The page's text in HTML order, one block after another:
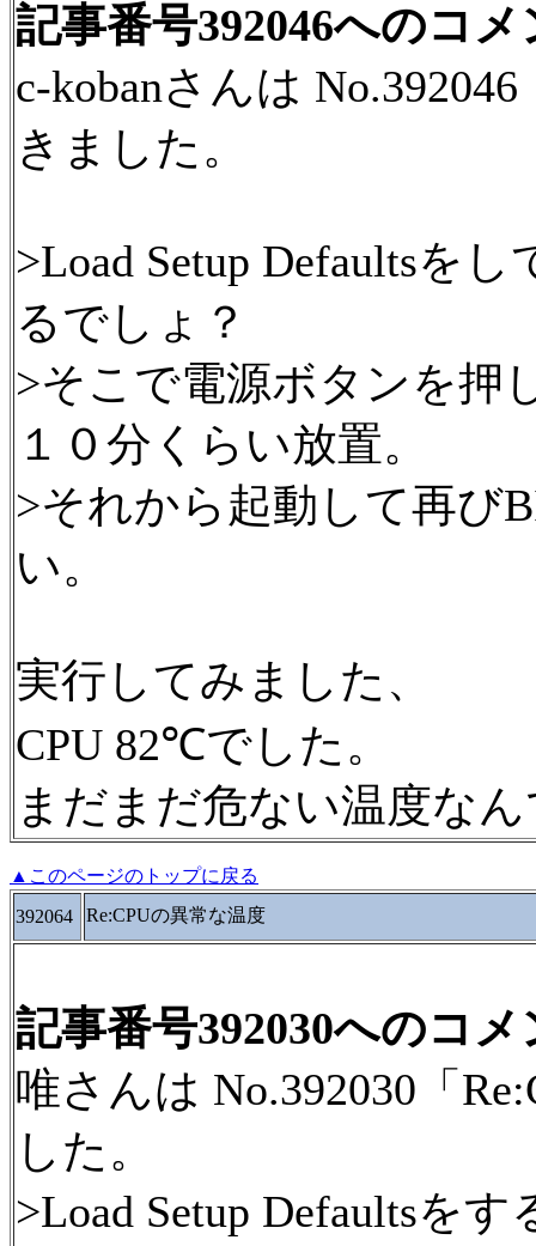
記事番号392046へのコメ
c-kobanさんは
きました。
>Load Setup Defaultsを
るでしょ？
>そこで電源ボタンを押
１０分くらい放置。
>それから起動して再び
い。
実行してみました、
CPU 82℃でした。
まだまだ危ない温度な
▲このページのトップに戻る
392064
Re:CPUの異常な温度
記事番号392030へのコメ
唯さんは No.392030「
した。
>Load Setup Defaultsを